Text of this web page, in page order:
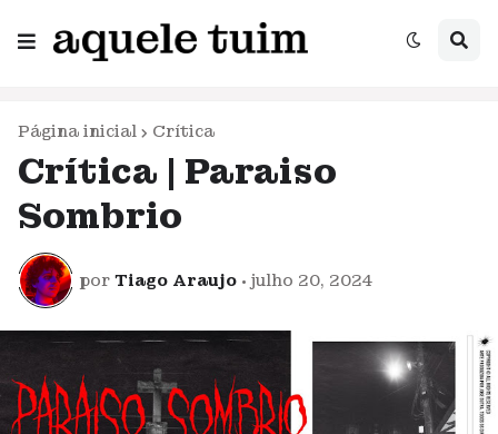
Página inicial Crítica
Crítica | Paraiso
Sombrio
por Tiago Araujo • julho 20, 2024